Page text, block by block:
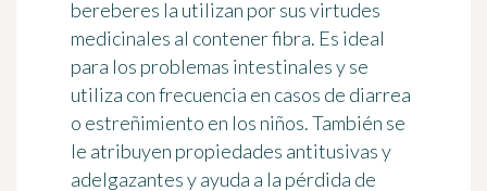
bereberes la utilizan por sus virtudes
medicinales al contener fibra. Es ideal
para los problemas intestinales y se
utiliza con frecuencia en casos de diarrea
o estreñimiento en los niños. También se
le atribuyen propiedades antitusivas y
adelgazantes y ayuda a la pérdida de